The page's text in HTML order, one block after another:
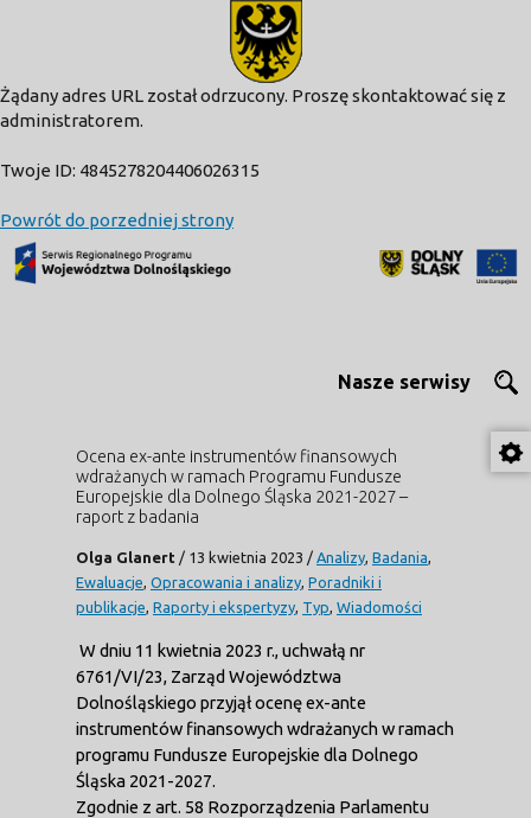
Żądany adres URL został odrzucony. Proszę skontaktować się z
administratorem.
Twoje ID: 4845278204406026315
Powrót do porzedniej strony
Nasze serwisy
Ocena ex-ante instrumentów finansowych
wdrażanych w ramach Programu Fundusze
Europejskie dla Dolnego Śląska 2021-2027 –
raport z badania
Olga Glanert / 13 kwietnia 2023 / Analizy Badania
Ewaluacje Opracowania i analizy Poradniki i
publikacje Raporty i ekspertyzy Typ Wiadomości
W dniu 11 kwietnia 2023 r., uchwałą nr
6761/VI/23, Zarząd Województwa
Dolnośląskiego przyjął ocenę ex-ante
instrumentów finansowych wdrażanych w ramach
programu Fundusze Europejskie dla Dolnego
Śląska 2021-2027.
Zgodnie z art. 58 Rozporządzenia Parlamentu
modal-check